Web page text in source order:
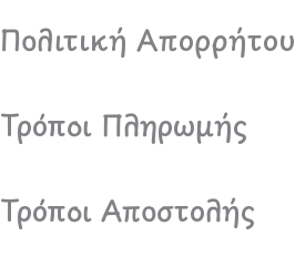
Πολιτική Απορρήτου
Τρόποι Πληρωμής
Τρόποι Αποστολής